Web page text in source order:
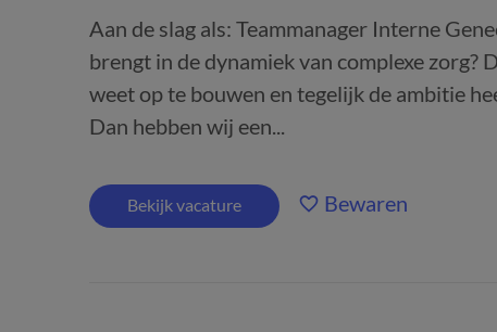
Aan de slag als: Teammanager Interne
brengt in de dynamiek van complexe
weet op te bouwen en tegelijk de ambitie
Dan hebben wij een...
Bekijk vacature Bewaren